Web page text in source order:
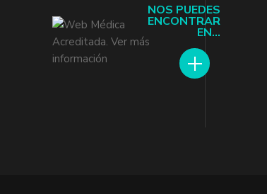
NOS PUEDES
ENCONTRAR
EN...